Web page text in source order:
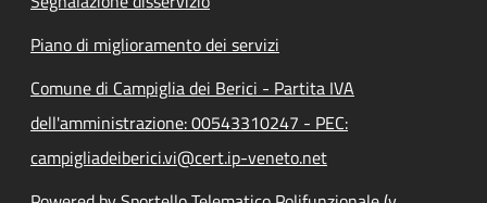
Piano di miglioramento dei servizi
Comune di Campiglia dei Berici - Partita IVA
dell'amministrazione: 00543310247 - PEC:
campigliadeiberici.vi@cert.ip-veneto.net